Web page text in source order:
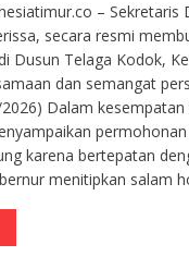
– Sekretaris
secara resmi
Dusun Telaga Kodok,
dan semangat
Dalam
karena bertepatan
menitipkan salam